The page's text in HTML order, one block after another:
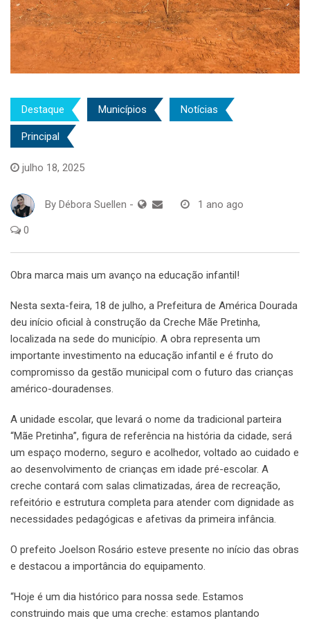
Destaque Municípios Notícias
Principal
julho 18, 2025
By Débora Suellen - 1 ano ago
0
Obra marca mais um avanço na educação infantil!
Nesta sexta-feira, 18 de julho, a Prefeitura de América Dourada
deu início oficial à construção da Creche Mãe Pretinha,
localizada na sede do município. A obra representa um
importante investimento na educação infantil e é fruto do
compromisso da gestão municipal com o futuro das crianças
américo-douradenses.
A unidade escolar, que levará o nome da tradicional parteira
“Mãe Pretinha”, figura de referência na história da cidade, será
um espaço moderno, seguro e acolhedor, voltado ao cuidado e
ao desenvolvimento de crianças em idade pré-escolar. A
creche contará com salas climatizadas, área de recreação,
refeitório e estrutura completa para atender com dignidade as
necessidades pedagógicas e afetivas da primeira infância.
O prefeito Joelson Rosário esteve presente no início das obras
e destacou a importância do equipamento.
“Hoje é um dia histórico para nossa sede. Estamos
construindo mais que uma creche: estamos plantando